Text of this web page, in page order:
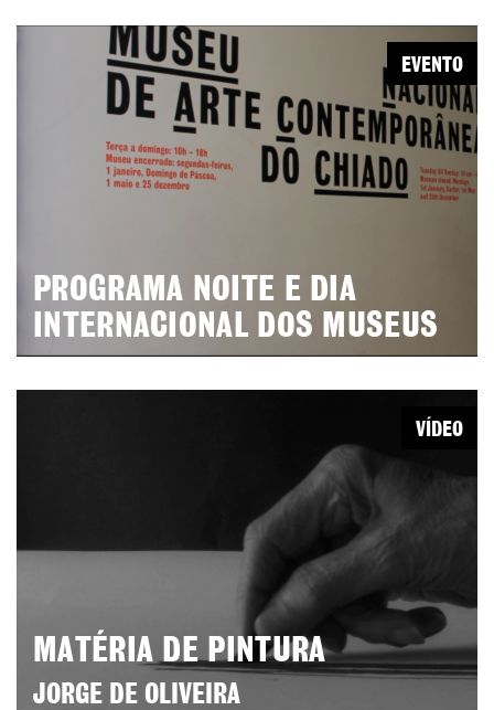
PROGRAMA NOITE E DIA
INTERNACIONAL DOS MUSEUS
EVENTO
MATÉRIA DE PINTURA
JORGE DE OLIVEIRA
VÍDEO